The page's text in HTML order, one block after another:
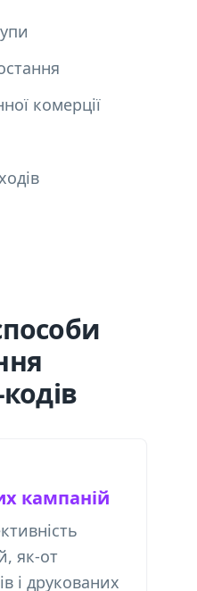
комерції
кампаній
як-от
і друкованих